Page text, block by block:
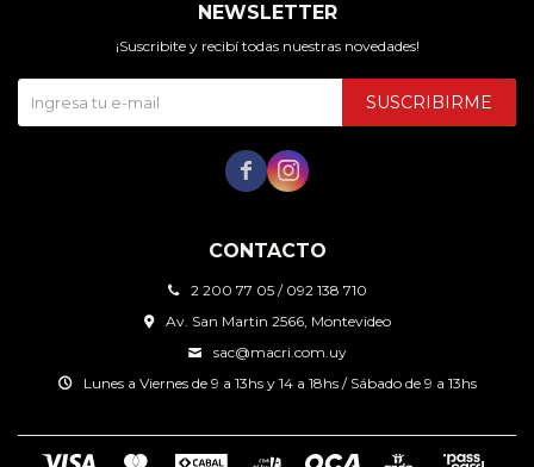
CONTACTO
2 200 77 05 / 092 138 710
Av. San Martin 2566, Montevideo
sac@macri.com.uy
Lunes a Viernes de 9 a 13hs y 14 a 18hs / Sábado de 9 a 13hs
NEWSLETTER
¡Suscribite y recibí todas nuestras novedades!
SUSCRIBIRME
 